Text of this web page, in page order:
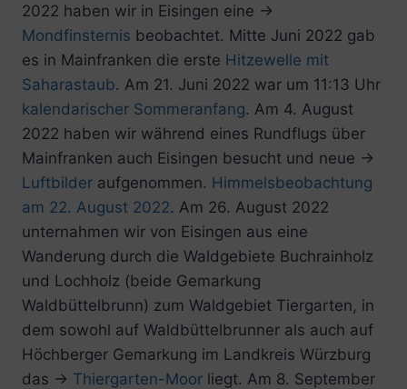
2022 haben wir in Eisingen eine →
Mondfinsternis beobachtet. Mitte Juni 2022 gab
es in Mainfranken die erste Hitzewelle mit
Saharastaub. Am 21. Juni 2022 war um 11:13 Uhr
kalendarischer Sommeranfang. Am 4. August
2022 haben wir während eines Rundflugs über
Mainfranken auch Eisingen besucht und neue →
Luftbilder aufgenommen. Himmelsbeobachtung
am 22. August 2022. Am 26. August 2022
unternahmen wir von Eisingen aus eine
Wanderung durch die Waldgebiete Buchrainholz
und Lochholz (beide Gemarkung
Waldbüttelbrunn) zum Waldgebiet Tiergarten, in
dem sowohl auf Waldbüttelbrunner als auch auf
Höchberger Gemarkung im Landkreis Würzburg
das → Thiergarten-Moor liegt. Am 8. September